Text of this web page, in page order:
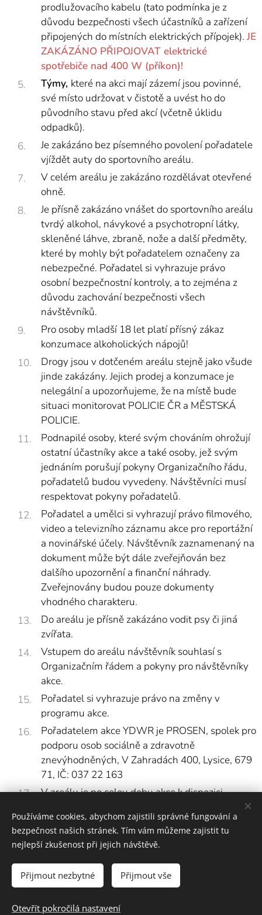
prodlužovacího kabelu (tato podmínka je z
důvodu bezpečnosti všech účastníků a zařízení
připojených do místních elektrických přípojek). JE
ZAKÁZÁNO PŘIPOJOVAT elektrické
spotřebiče nad 400 W (příkon)!
Týmy, které na akci mají zázemí jsou povinné,
své místo udržovat v čistotě a uvést ho do
původního stavu před akcí (včetně úklidu
odpadků).
Je zakázáno bez písemného povolení pořadatele
vjíždět auty do sportovního areálu.
V celém areálu je zakázáno rozdělávat otevřené
ohně.
Je přísně zakázáno vnášet do sportovního areálu
tvrdý alkohol, návykové a psychotropní látky,
skleněné láhve, zbraně, nože a další předměty,
které by mohly být pořadatelem označeny za
nebezpečné. Pořadatel si vyhrazuje právo
osobní bezpečnostní kontroly, a to zejména z
důvodu zachování bezpečnosti všech
návštěvníků.
Pro osoby mladší 18 let platí přísný zákaz
konzumace alkoholických nápojů!
Drogy jsou v dotčeném areálu stejně jako všude
jinde zakázány. Jejich prodej a konzumace je
nelegální a upozorňujeme, že na místě bude
situaci monitorovat POLICIE ČR a MĚSTSKÁ
POLICIE.
Podnapilé osoby, které svým chováním ohrožují
ostatní účastníky akce a také osoby, jež svým
jednáním porušují pokyny Organizačního řádu,
pořadatelů budou vyvedeny. Návštěvníci musí
respektovat pokyny pořadatelů.
Pořadatel a umělci si vyhrazují právo filmového,
video a televizního záznamu akce pro reportážní
a novinářské účely. Návštěvník zaznamenaný na
dokument může být dále zveřejňován bez
dalšího upozornění a finanční náhrady.
Zveřejnovány budou pouze dokumenty
vhodného charakteru.
Do areálu je přísně zakázáno vodit psy či jiná
zvířata.
Vstupem do areálu návštěvník souhlasí s
Organizačním řádem a pokyny pro návštěvníky
akce.
Pořadatel si vyhrazuje právo na změny v
programu akce.
Pořadatelem akce YDWR je PROSEN, spolek pro
podporu osob sociálně a zdravotně
znevýhodněných, V Zahradách 400, Lysice, 679
71, IČ: 037 22 163
V areálu je po celou dobu akce k dispozici
agentura. V případě potřeby se můžete na tyto
osoby obrátit.
Společně měníme sny ve skutečnost :)
Používáme cookies, abychom zajistili správné fungování a
bezpečnost našich stránek. Tím vám můžeme zajistit tu
nejlepší zkušenost při jejich návštěvě.
Přijmout nezbytné Přijmout vše
Otevřít pokročilá nastavení